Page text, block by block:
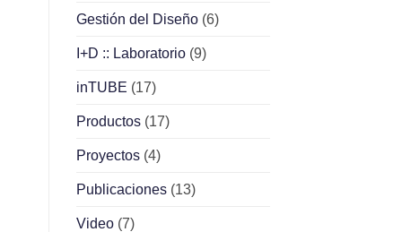
Gestión del Diseño(6)
I+D :: Laboratorio(9)
inTUBE (17)
Productos(17)
Proyectos(4)
Publicaciones(13)
Video(7)